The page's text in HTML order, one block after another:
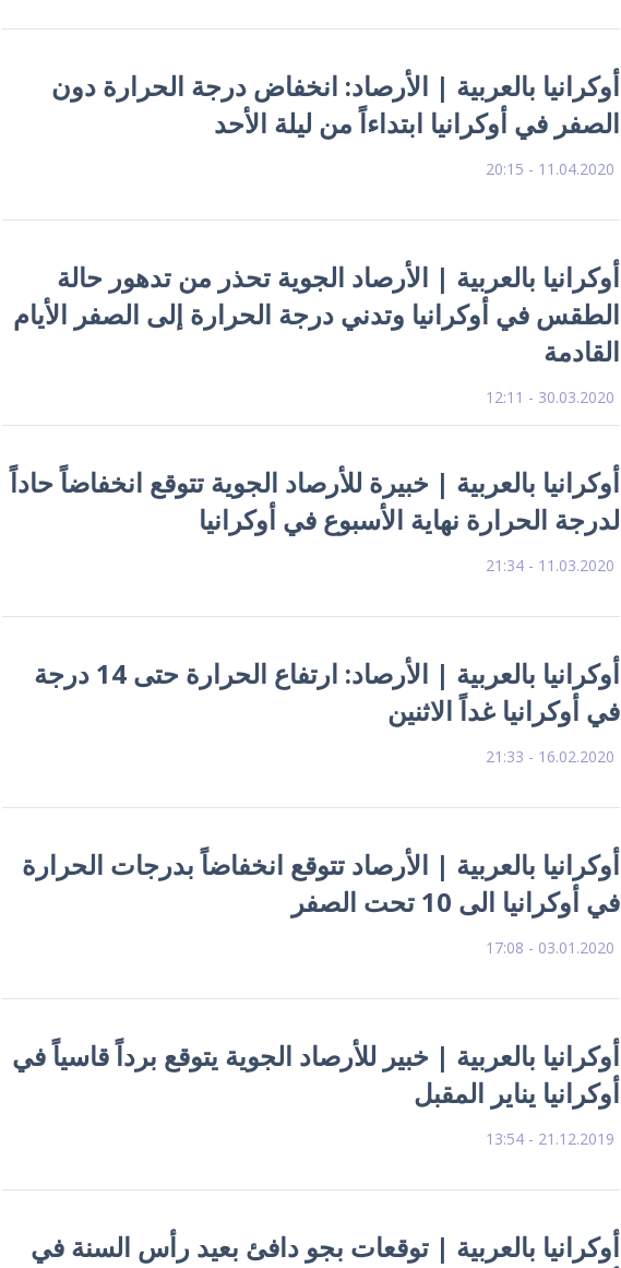
أوكرانيا بالعربية | الأرصاد: انخفاض درجة الحرارة دون
الصفر في أوكرانيا ابتداءاً من ليلة الأحد
11.04.2020 - 20:15
أوكرانيا بالعربية | الأرصاد الجوية تحذر من تدهور حالة
الطقس في أوكرانيا وتدني درجة الحرارة إلى الصفر الأيام
القادمة
30.03.2020 - 12:11
أوكرانيا بالعربية | خبيرة للأرصاد الجوية تتوقع انخفاضاً حاداً
لدرجة الحرارة نهاية الأسبوع في أوكرانيا
11.03.2020 - 21:34
أوكرانيا بالعربية | الأرصاد: ارتفاع الحرارة حتى 14 درجة
في أوكرانيا غداً الاثنين
16.02.2020 - 21:33
أوكرانيا بالعربية | الأرصاد تتوقع انخفاضاً بدرجات الحرارة
في أوكرانيا الى 10 تحت الصفر
03.01.2020 - 17:08
أوكرانيا بالعربية | خبير للأرصاد الجوية يتوقع برداً قاسياً في
أوكرانيا يناير المقبل
21.12.2019 - 13:54
أوكرانيا بالعربية | توقعات بجو دافئ بعيد رأس السنة في